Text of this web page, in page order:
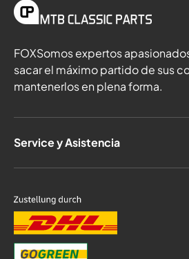
FOXSomos expertos
sacar el máximo partido de sus
mantenerlos en plena forma.
Service y Asistencia